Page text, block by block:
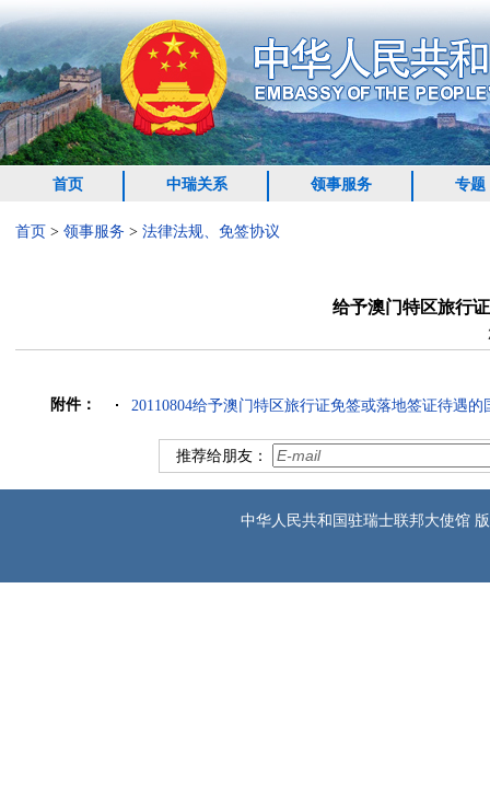
首页 中瑞关系 领事服务 专题
首页 > 领事服务 > 法律法规、免签协议
给予澳门特区旅行
附件： 20110804给予澳门特区旅行证免签或落地签证待遇的
推荐给朋友：
中华人民共和国驻瑞士联邦大使馆